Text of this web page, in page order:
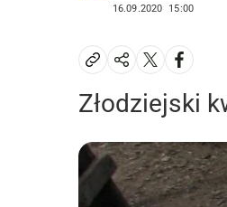
16.09.2020 15:00
Złodziejski